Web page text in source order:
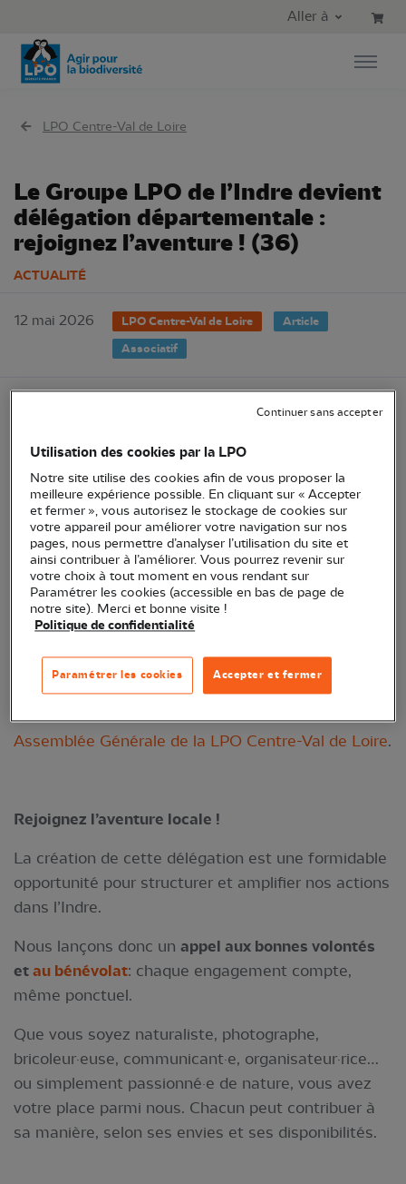
Aller au menu principal
Aller à
LPO Centre-Val de Loire
Le Groupe LPO de l’Indre devient
délégation départementale :
rejoignez l’aventure ! (36)
ACTUALITÉ
12 mai 2026 LPO Centre-Val de Loire
Article
Associatif
Tarier pâtre © Nidal Issa
que le Groupe LPO de l’Indre a été officiellement
reconnu comme délégation départementale lors de
la dernière
Assemblée Générale de la LPO Centre-Val de Loire.
Rejoignez l’aventure locale !
La création de cette délégation est une formidable
opportunité pour structurer et amplifier nos actions
dans l’Indre.
Nous lançons donc un appel aux bonnes volontés
etau bénévolat: chaque engagement compte,
même ponctuel.
Que vous soyez naturaliste, photographe,
bricoleur·euse, communicant·e, organisateur·rice…
ou simplement passionné·e de nature, vous avez
votre place parmi nous. Chacun peut contribuer à
sa manière, selon ses envies et ses disponibilités.
Utilisation des cookies par la LPO
Notre site utilise des cookies afin de vous proposer la
meilleure expérience possible. En cliquant sur « Accepter
et fermer », vous autorisez le stockage de cookies sur
votre appareil pour améliorer votre navigation sur nos
pages, nous permettre d’analyser l’utilisation du site et
ainsi contribuer à l’améliorer. Vous pourrez revenir sur
votre choix à tout moment en vous rendant sur
Paramétrer les cookies (accessible en bas de page de
notre site). Merci et bonne visite !
Politique de confidentialité
Accepter et fermer
Paramétrer les cookies
Continuer sans accepter